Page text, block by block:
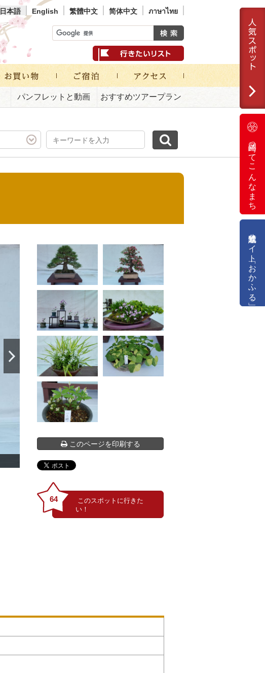
日本語 English 繁體中文 简体中文 ภาษาไทย
パンフレットと動画 おすすめツアープラン
岡崎ってこんなまち
公式通販サイト「おかふる」
「イワチドリ山野草展」
このページを印刷する
64